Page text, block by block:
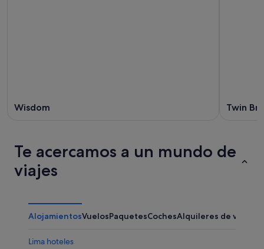
Wisdom Twin
Te acercamos a un mundo de
viajes
AlojamientosVuelosPaquetesCochesAlquileres de
Lima hoteles